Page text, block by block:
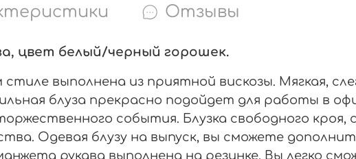
Отзывы
цвет белый/черный горошек.
выполнена из приятной вискозы. Мягкая,
блуза прекрасно подойдет для работы в
события. Блузка свободного
Одевая блузу на выпуск, вы сможете
рукава выполнена на резинке. Вы легко